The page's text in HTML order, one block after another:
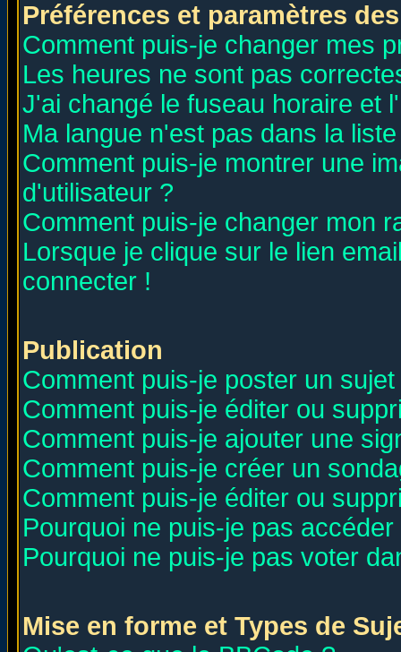
Préférences et paramètres
Comment puis-je changer mes
Les heures ne sont pas
J'ai changé le fuseau horaire et
Ma langue n'est pas dans la
Comment puis-je montrer une
d'utilisateur ?
Comment puis-je changer mon
Lorsque je clique sur le lien
connecter !
Publication
Comment puis-je poster un
Comment puis-je éditer ou
Comment puis-je ajouter une
Comment puis-je créer un
Comment puis-je éditer ou
Pourquoi ne puis-je pas
Pourquoi ne puis-je pas voter
Mise en forme et Types de